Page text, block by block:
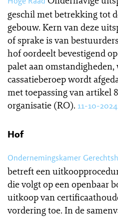
geschil met betrekking tot
gebouw. Kern van deze
of sprake is van
hof oordeelt bevestigend
palet aan omstandigheden,
cassatieberoep wordt
met toepassing van artikel
organisatie (RO). 11-10-2024
Hof
Ondernemingskamer
betreft een
die volgt op een openbaar
uitkoop van
vordering toe. In de